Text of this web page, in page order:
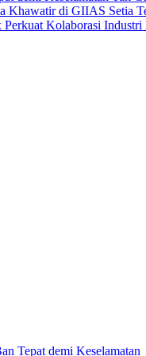
Setia
Perkuat Kolaborasi